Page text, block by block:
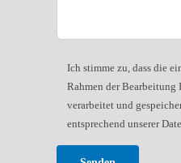
Ich stimme zu, dass die
Rahmen der Bearbeitung
verarbeitet und
entsprechend unserer